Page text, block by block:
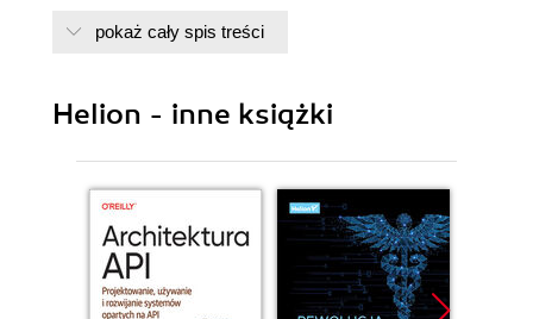
Edytory tekstowe (10)
(11)
Odbiorca strony (15)
Rozdział 2. Tworzymy stronę WWW. Podstawy
języka HTML (17)
pokaż cały spis treści
Helion - inne książki